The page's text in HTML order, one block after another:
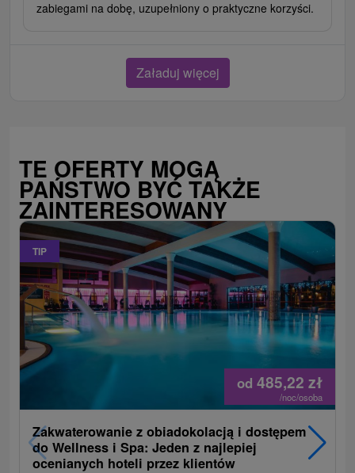
zabiegami na dobę, uzupełniony o praktyczne korzyści.
Załaduj więcej
TE OFERTY MOGĄ
PAŃSTWO BYĆ TAKŻE
ZAINTERESOWANY
TIP
od 485,22 zł
/noc/osoba
Zakwaterowanie z obiadokolacją i dostępem
do Wellness i Spa: Jeden z najlepiej
ocenianych hoteli przez klientów